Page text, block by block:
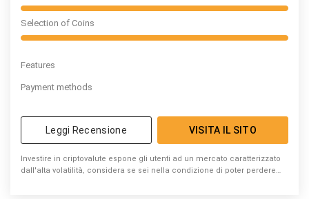
Selection of Coins
Features
Payment methods
Leggi Recensione VISITA IL SITO
Investire in criptovalute espone gli utenti ad un mercato caratterizzato
dall'alta volatilità, considera se sei nella condizione di poter perdere